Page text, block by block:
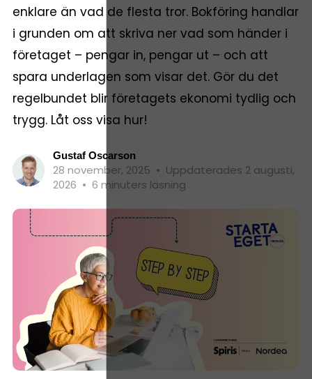
enklare än vad de flesta tror. Bokföring handlar
i grunden om att skriva ner vad som händer i
företaget – pengar in, pengar ut – och att
spara underlagen som visar det. Gör du det
regelbundet blir företagets ekonomi tydlig och
trygg. Låt oss visa hur!
Gustaf Oscarson
28 november, 2025 • Uppdaterades 2 augusti,
2026 • 6 minuters läsning